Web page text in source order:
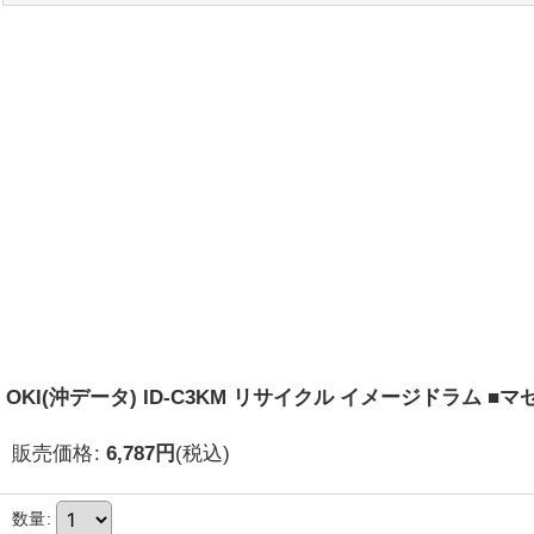
OKI(沖データ) ID-C3KM リサイクル イメージドラム ■マ
販売価格: 6,787円 (税込)
数量: